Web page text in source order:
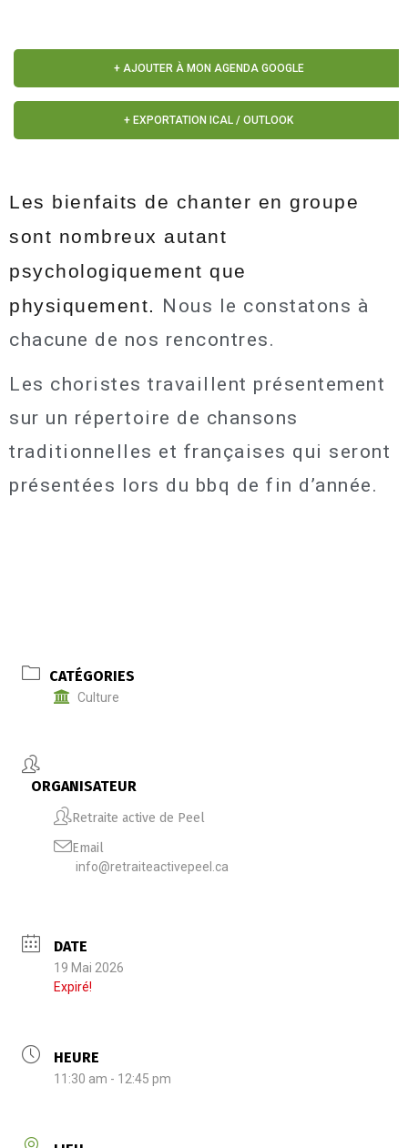
+ AJOUTER À MON AGENDA GOOGLE
+ EXPORTATION ICAL / OUTLOOK
Les bienfaits de chanter en groupe
sont nombreux autant
psychologiquement que
physiquement. Nous le constatons à
chacune de nos rencontres.
Les choristes travaillent présentement
sur un répertoire de chansons
traditionnelles et françaises qui seront
présentées lors du bbq de fin d’année.
CATÉGORIES
Culture
ORGANISATEUR
Retraite active de Peel
Email
info@retraiteactivepeel.ca
DATE
19 Mai 2026
Expiré!
HEURE
11:30 am - 12:45 pm